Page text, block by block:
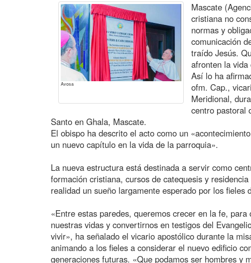
Avosa
Mascate
cristiana no
normas y
comunicación
traído Jesús.
afronten la
Así lo ha
ofm. Cap.,
Meridional,
centro pastoral
Santo en Ghala, Mascate.
El obispo ha descrito el acto como un
un nuevo capítulo en la vida de la parroquia».
La nueva estructura está destinada a servir como
formación cristiana, cursos de catequesis y
realidad un sueño largamente esperado por los fieles
«Entre estas paredes, queremos crecer en la fe,
nuestras vidas y convertirnos en testigos del
vivir», ha señalado el vicario apostólico durante la
animando a los fieles a considerar el nuevo edificio
generaciones futuras. «Que podamos ser hombres y